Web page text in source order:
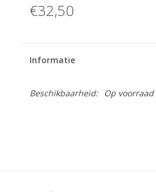
€32,50
Informatie
Beschikbaarheid: Op voorraad